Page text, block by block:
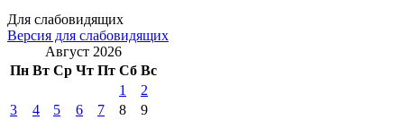
Для слабовидящих
Версия для слабовидящих
Август 2026
Пн Вт Ср Чт Пт Сб Вс
1
2
3
4 5 6 7 8
9